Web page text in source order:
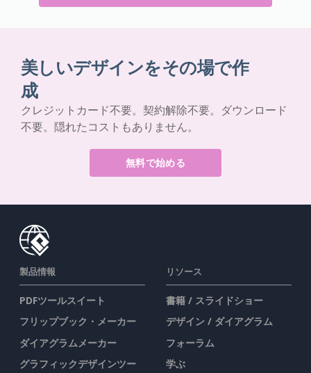
美しいデザインをその場で作
成
クレジットカード不要。契約解除不要。ダウンロード
不要。隠れたコストもありません。
無料で始める
製品情報
PDFツールスイート
フリップブック・メーカー
ダイアグラムメーカー
グラフィックデザインツー
リソース
書籍 / スライドショー
デザイン / ダイアグラム
フォーラム
学ぶ